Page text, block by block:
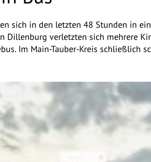
sich in den letzten 48 Stunden in
Dillenburg verletzten sich mehrere
Im Main-Tauber-Kreis schließlich